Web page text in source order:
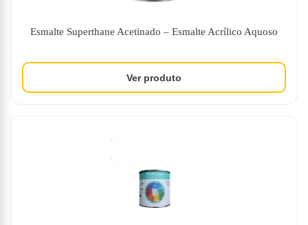
Esmalte Superthane Acetinado – Esmalte Acrílico Aquoso